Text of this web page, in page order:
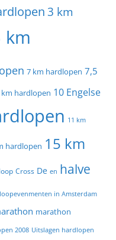
3 km
km
7 km hardlopen 7,5
km hardlopen 10 Engelse
11 km
hardlopen 15 km
Cross De en halve
in Amsterdam
marathon
2008 Uitslagen hardlopen